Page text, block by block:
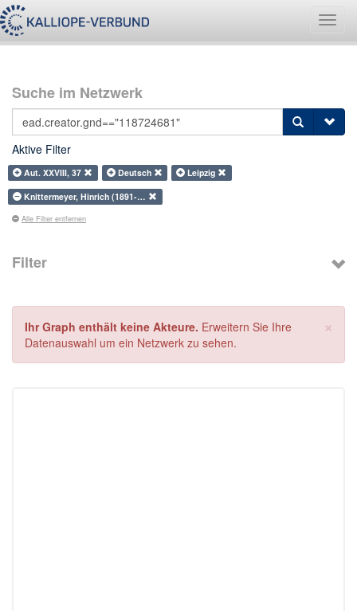
Suche im Netzwerk
Aktive Filter
Aut. XXVIII, 37 Deutsch
Leipzig
Knittermeyer, Hinrich (1891-…
Alle Filter entfernen
Filter
×
Ihr Graph enthält keine Akteure. Erweitern Sie Ihre
Datenauswahl um ein Netzwerk zu sehen.